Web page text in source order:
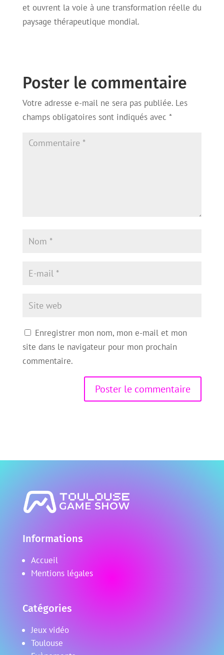
et ouvrent la voie à une transformation réelle du
paysage thérapeutique mondial.
Poster le commentaire
Votre adresse e-mail ne sera pas publiée. Les
champs obligatoires sont indiqués avec *
Enregistrer mon nom, mon e-mail et mon
site dans le navigateur pour mon prochain
commentaire.
Informations
Accueil
Mentions légales
Catégories
Jeux vidéo
Toulouse